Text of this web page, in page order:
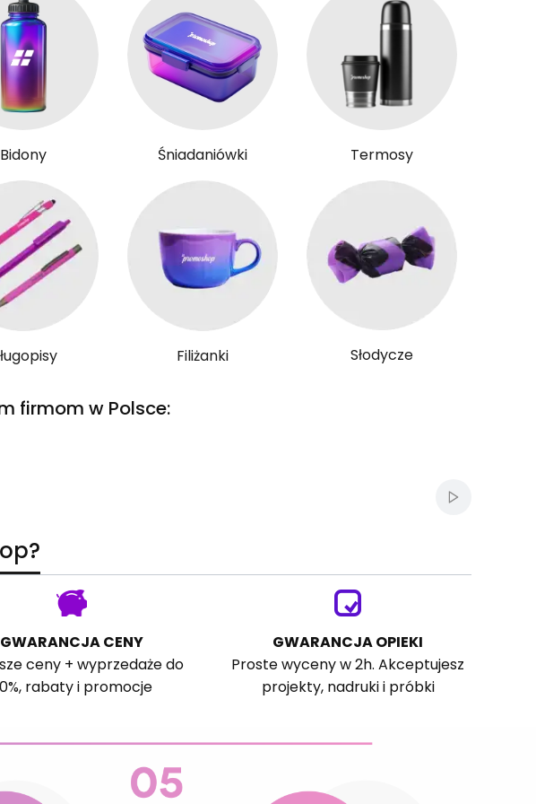
Bidony Śniadaniówki Termosy
Filiżanki Słodycze
firmom w Polsce:
Włącz
GWARANCJA CENY
ceny + wyprzedaże do
rabaty i promocje
GWARANCJA OPIEKI
Proste wyceny w 2h. Akceptujesz
projekty, nadruki i próbki